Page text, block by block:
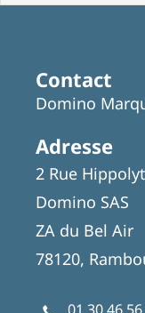
Contact
Domino
Adresse
2 Rue
Domino SAS
ZA du Bel Air
78120,